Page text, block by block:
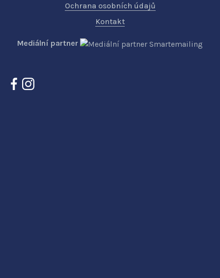
Ochrana osobních údajů
Kontakt
Mediální partner